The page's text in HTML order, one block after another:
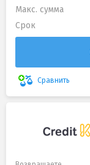
Макс. сумма
Срок
Сравнить